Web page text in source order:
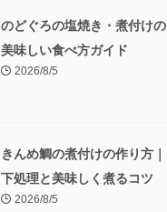
のどぐろの塩焼き・煮付けの
美味しい食べ方ガイド
2026/8/5
きんめ鯛の煮付けの作り方｜
下処理と美味しく煮るコツ
2026/8/5